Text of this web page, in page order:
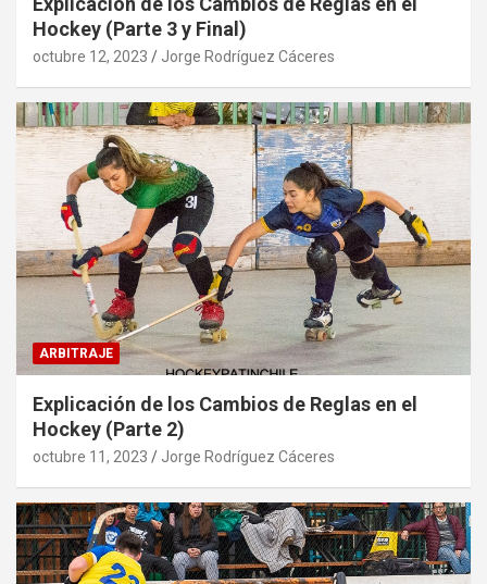
Hockey (Parte 3 y Final)
octubre 12, 2023 Jorge Rodríguez Cáceres
ARBITRAJE
Explicación de los Cambios de Reglas en el
Hockey (Parte 2)
octubre 11, 2023 Jorge Rodríguez Cáceres